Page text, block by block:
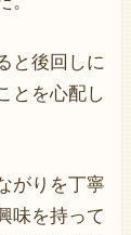
と後回しに
とを心配し
がりを丁寧
味を持って